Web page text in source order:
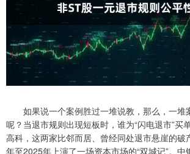
如果说一个案例胜过一堆说教，那么，一堆
呢？当退市规则出现短板时，谁为“闪电退市”买
高科，这两家比邻而居、曾经同处退市悬崖的破
年至2025年上演了一场资本市场的“双城记”。